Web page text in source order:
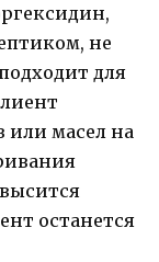
не
для
или масел на
останется